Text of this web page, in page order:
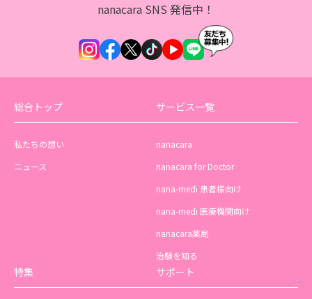
nanacara SNS 発信中！
総合トップ
私たちの想い
ニュース
サービス一覧
nanacara
nanacara for Doctor
nana-medi 患者様向け
nana-medi 医療機関向け
nanacara薬局
治験を知る
特集 サポート